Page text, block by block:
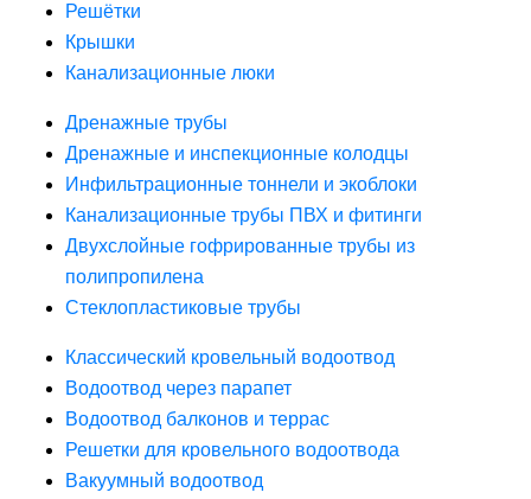
Решётки
Крышки
Канализационные люки
Дренажные трубы
Дренажные и инспекционные колодцы
Инфильтрационные тоннели и экоблоки
Канализационные трубы ПВХ и фитинги
Двухслойные гофрированные трубы из
полипропилена
Стеклопластиковые трубы
Классический кровельный водоотвод
Водоотвод через парапет
Водоотвод балконов и террас
Решетки для кровельного водоотвода
Вакуумный водоотвод